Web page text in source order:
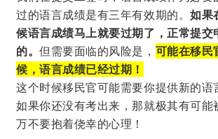
过的语言成绩是有三年有效期的。如果
候语言成绩马上就要过期了，正常提交
的。但需要面临的风险是， 可能在移民
候，语言成绩已经过期！
这个时候移民官可能需要你提供新的语
如果你还没有考出来，那就极其有可能
万不要抱着侥幸的心理！